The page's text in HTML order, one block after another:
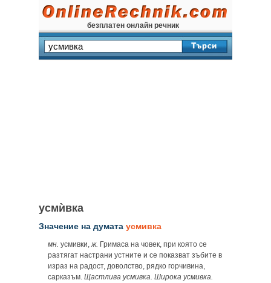
безплатен онлайн речник
усмѝвка
Значение на думата усмивка
мн. усмивки,ж. Гримаса на човек, при която се
разтягат настрани устните и се показват зъбите в
израз на радост, доволство, рядко горчивина,
сарказъм. Щастлива усмивка. Широка усмивка.